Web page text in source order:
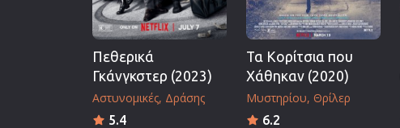
Θρησκευτικές
Θρίλερ
Ιστορικές
Καταστροφής
Πεθερικά
Γκάνγκστερ (2023)
Αστυνομικές Δράσης
5.4
Τα Κορίτσια που
Χάθηκαν (2020)
Μυστηρίου Θρίλερ
6.2